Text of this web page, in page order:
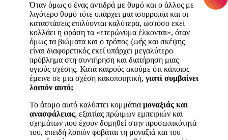
Όταν όμως ο ένας αντιδρά με θυμό και ο άλλος με
λιγότερο θυμό τότε υπάρχει μια ισορροπία και οι
καταστάσεις επιλύονται καλύτερα, ωστόσο εκεί
κολλάει η φράση τα «ετερώνυμα έλκονται», όταν
όμως τα βιώματα και ο τρόπος ζωής και σκέψης
είναι διαφορετικός εκεί υπάρχει μεγαλύτερο
πρόβλημα στη συντήρηση και διατήρηση μιας
υγιούς σχέσης. Κατά καιρούς ακούμε ότι κάποιος
έμεινε σε μια σχέση κακοποιητική, γιατί συμβαίνει
λοιπόν αυτό;
Το άτομο αυτό καλύπτει κομμάτια μοναξιάς και
ανασφάλειας, εξαιτίας πρώιμων εμπειριών και
σχημάτων που έχουν δομηθεί στην προσωπικότητά
του, επειδή λοιπόν φοβάται τη μοναξιά και του